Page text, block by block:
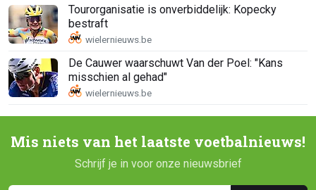
Tourorganisatie is onverbiddelijk: Kopecky
bestraft
De Cauwer waarschuwt Van der Poel: "Kans
misschien al gehad"
Mis niets van het laatste voetbalnieuws!
Schrijf je in voor onze nieuwsbrief